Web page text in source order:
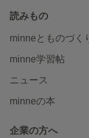
読みもの
minneとものづく
minne学習帖
ニュース
minneの本
企業の方へ